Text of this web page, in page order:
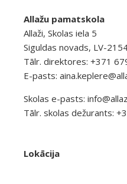
Allažu pamatskola
Allaži, Skolas iela 5
Siguldas novads, LV-
Tālr. direktores: +371
E-pasts:
Skolas e-pasts:
Tālr. skolas dežurants:
Lokācija